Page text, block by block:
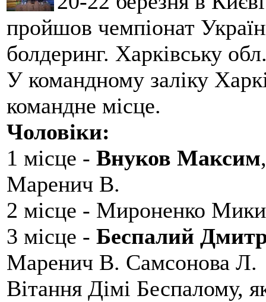
пройшов чемпіонат
болдеринг. Харківську
У командному заліку
командне місце.
Чоловіки:
1 місце - Внуков Максим
Маренич В.
2 місце - Мироненко
3 місце - Беспалий
Маренич В. Самсонова Л.
Вітання Дімі Беспалому,